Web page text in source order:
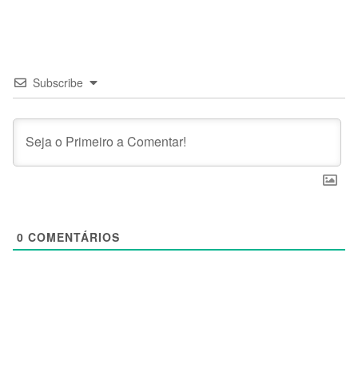
Subscribe
0 COMENTÁRIOS